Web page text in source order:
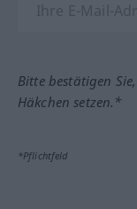
Bitte bestätigen
Häkchen setzen.*
*Pflichtfeld